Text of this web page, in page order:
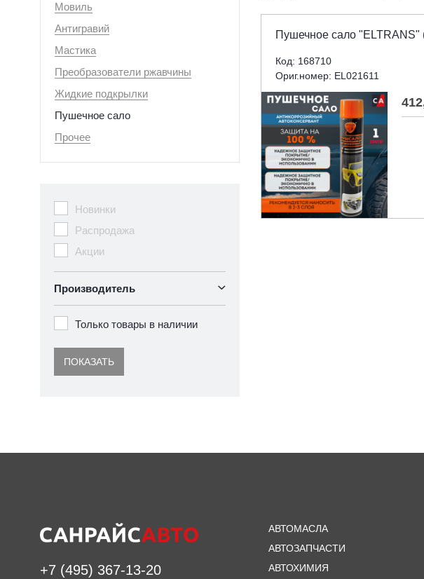
Мовиль
Антигравий
Мастика
Преобразователи ржавчины
Жидкие подкрылки
Пушечное сало
Прочее
Новинки
Распродажа
Акции
Производитель
Только товары в наличии
ПОКАЗАТЬ
Пушечное сало "ELTRANS"
Код: 168710
Ориг.номер: EL021611
+7 (495) 367-13-20
АВТОМАСЛА
АВТОЗАПЧАСТИ
АВТОХИМИЯ